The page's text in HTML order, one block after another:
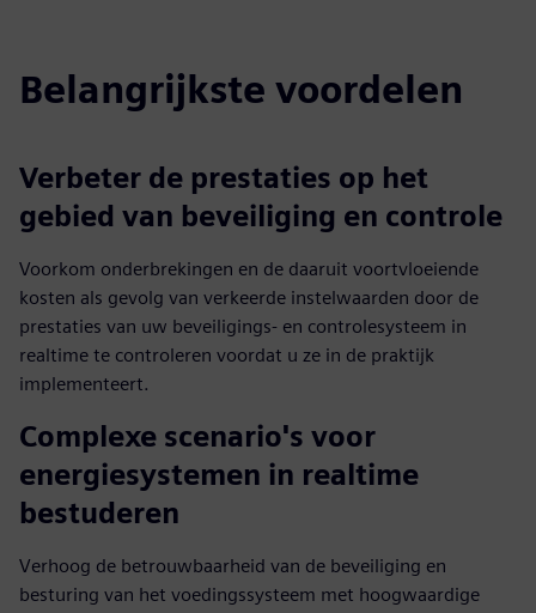
Belangrijkste voordelen
Verbeter de prestaties op het
gebied van beveiliging en controle
Voorkom onderbrekingen en de daaruit voortvloeiende
kosten als gevolg van verkeerde instelwaarden door de
prestaties van uw beveiligings- en controlesysteem in
realtime te controleren voordat u ze in de praktijk
implementeert.
Complexe scenario's voor
energiesystemen in realtime
bestuderen
Verhoog de betrouwbaarheid van de beveiliging en
besturing van het voedingssysteem met hoogwaardige